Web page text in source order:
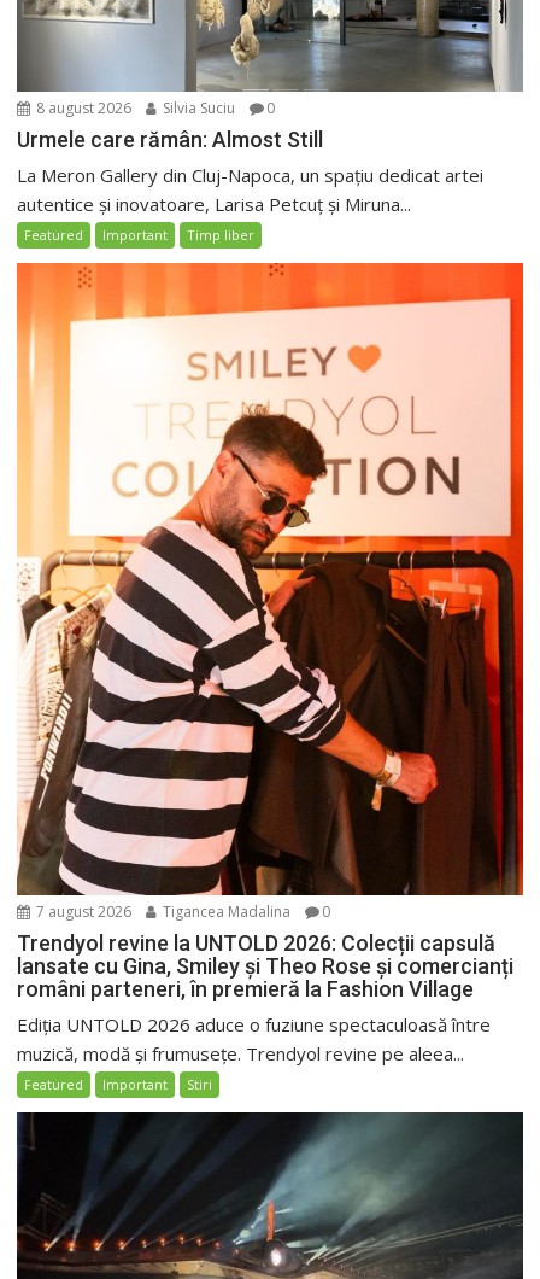
8 august 2026 Silvia Suciu 0
Urmele care rămân: Almost Still
La Meron Gallery din Cluj-Napoca, un spațiu dedicat artei
autentice și inovatoare, Larisa Petcuț și Miruna...
Featured Important Timp liber
7 august 2026 Tigancea Madalina 0
Trendyol revine la UNTOLD 2026: Colecții capsulă
lansate cu Gina, Smiley și Theo Rose și comercianți
români parteneri, în premieră la Fashion Village
Ediția UNTOLD 2026 aduce o fuziune spectaculoasă între
muzică, modă și frumusețe. Trendyol revine pe aleea...
Featured Important Stiri